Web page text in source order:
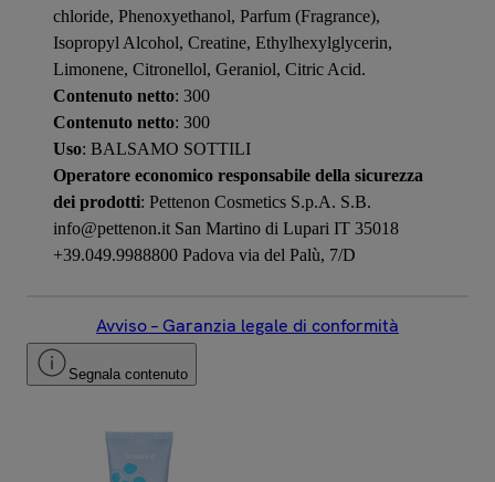
chloride, Phenoxyethanol, Parfum (Fragrance),
Isopropyl Alcohol, Creatine, Ethylhexylglycerin,
Limonene, Citronellol, Geraniol, Citric Acid.
Contenuto netto: 300
Contenuto netto: 300
Uso: BALSAMO SOTTILI
Operatore economico responsabile della sicurezza
dei prodotti: Pettenon Cosmetics S.p.A. S.B.
info@pettenon.it San Martino di Lupari IT 35018
+39.049.9988800 Padova via del Palù, 7/D
Avviso – Garanzia legale di conformità
Segnala contenuto